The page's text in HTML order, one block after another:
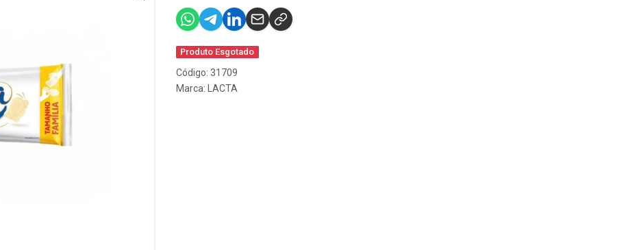
Produto Esgotado
Código: 31709
Marca:
LACTA